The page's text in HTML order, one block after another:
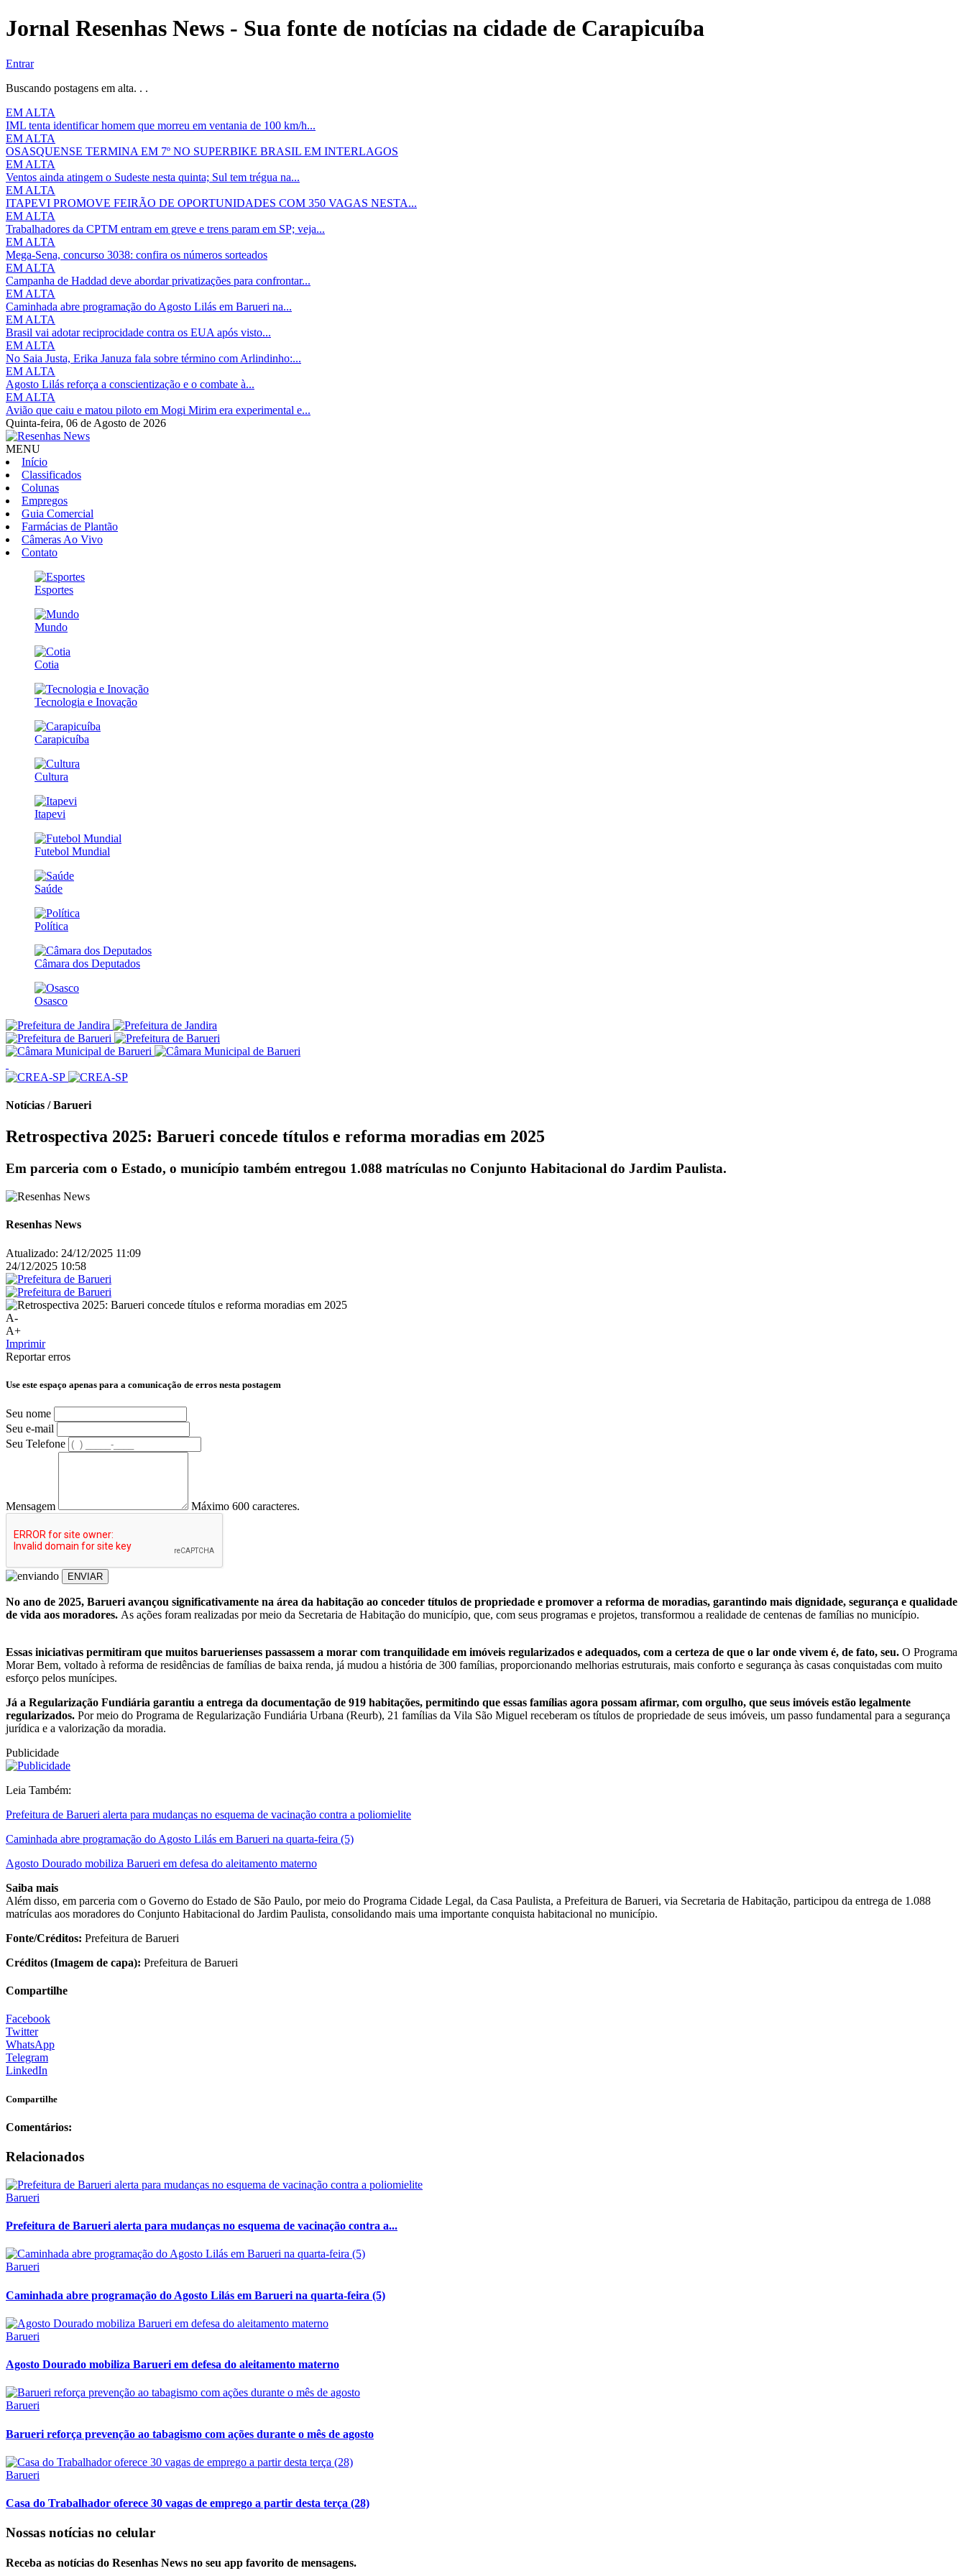
Jornal Resenhas News - Sua fonte de notícias na cidade de Carapicuíba
Entrar
Buscando postagens em alta. . .
EM ALTA
IML tenta identificar homem que morreu em ventania de 100 km/h...
EM ALTA
OSASQUENSE TERMINA EM 7º NO SUPERBIKE BRASIL EM INTERLAGOS
EM ALTA
Ventos ainda atingem o Sudeste nesta quinta; Sul tem trégua na...
EM ALTA
ITAPEVI PROMOVE FEIRÃO DE OPORTUNIDADES COM 350 VAGAS NESTA...
EM ALTA
Trabalhadores da CPTM entram em greve e trens param em SP; veja...
EM ALTA
Mega-Sena, concurso 3038: confira os números sorteados
EM ALTA
Campanha de Haddad deve abordar privatizações para confrontar...
EM ALTA
Caminhada abre programação do Agosto Lilás em Barueri na...
EM ALTA
Brasil vai adotar reciprocidade contra os EUA após visto...
EM ALTA
No Saia Justa, Erika Januza fala sobre término com Arlindinho:...
EM ALTA
Agosto Lilás reforça a conscientização e o combate à...
EM ALTA
Avião que caiu e matou piloto em Mogi Mirim era experimental e...
Quinta-feira, 06 de Agosto de 2026
MENU
Início
Classificados
Colunas
Empregos
Guia Comercial
Farmácias de Plantão
Câmeras Ao Vivo
Contato
Esportes
Mundo
Cotia
Tecnologia e Inovação
Carapicuíba
Cultura
Itapevi
Futebol Mundial
Saúde
Política
Câmara dos Deputados
Osasco
Notícias / Barueri
Retrospectiva 2025: Barueri concede títulos e reforma moradias em 2025
Em parceria com o Estado, o município também entregou 1.088 matrículas no Conjunto Habitacional do Jardim Paulista.
Resenhas News
Atualizado: 24/12/2025 11:09
24/12/2025 10:58
A-
A+
Imprimir
Reportar erros
Use este espaço apenas para a comunicação de erros nesta postagem
Seu nome
Seu e-mail
Seu Telefone
Mensagem Máximo 600 caracteres.
ENVIAR
No ano de 2025, Barueri avançou significativamente na área da habitação ao conceder títulos de propriedade e promover a reforma de moradias, garantindo mais dignidade, segurança e qualidade
de vida aos moradores. As ações foram realizadas por meio da Secretaria de Habitação do município, que, com seus programas e projetos, transformou a realidade de centenas de famílias no município.
Essas iniciativas permitiram que muitos baruerienses passassem a morar com tranquilidade em imóveis regularizados e adequados, com a certeza de que o lar onde vivem é, de fato, seu. O Programa
Morar Bem, voltado à reforma de residências de famílias de baixa renda, já mudou a história de 300 famílias, proporcionando melhorias estruturais, mais conforto e segurança às casas conquistadas com muito
esforço pelos munícipes.
Já a Regularização Fundiária garantiu a entrega da documentação de 919 habitações, permitindo que essas famílias agora possam afirmar, com orgulho, que seus imóveis estão legalmente
regularizados. Por meio do Programa de Regularização Fundiária Urbana (Reurb), 21 famílias da Vila São Miguel receberam os títulos de propriedade de seus imóveis, um passo fundamental para a segurança
jurídica e a valorização da moradia.
Publicidade
Leia Também:
Prefeitura de Barueri alerta para mudanças no esquema de vacinação contra a poliomielite
Caminhada abre programação do Agosto Lilás em Barueri na quarta-feira (5)
Agosto Dourado mobiliza Barueri em defesa do aleitamento materno
Saiba mais
Além disso, em parceria com o Governo do Estado de São Paulo, por meio do Programa Cidade Legal, da Casa Paulista, a Prefeitura de Barueri, via Secretaria de Habitação, participou da entrega de 1.088
matrículas aos moradores do Conjunto Habitacional do Jardim Paulista, consolidando mais uma importante conquista habitacional no município.
Fonte/Créditos: Prefeitura de Barueri
Créditos (Imagem de capa): Prefeitura de Barueri
Compartilhe
Facebook
Twitter
WhatsApp
Telegram
LinkedIn
Compartilhe
Comentários:
Relacionados
Barueri
Prefeitura de Barueri alerta para mudanças no esquema de vacinação contra a...
Barueri
Caminhada abre programação do Agosto Lilás em Barueri na quarta-feira (5)
Barueri
Agosto Dourado mobiliza Barueri em defesa do aleitamento materno
Barueri
Barueri reforça prevenção ao tabagismo com ações durante o mês de agosto
Barueri
Casa do Trabalhador oferece 30 vagas de emprego a partir desta terça (28)
Nossas notícias no celular
Receba as notícias do Resenhas News no seu app favorito de mensagens.